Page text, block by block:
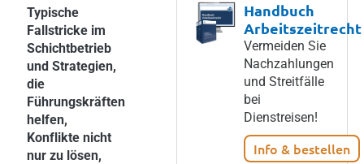
Typische
Fallstricke im
Schichtbetrieb
und Strategien,
die
Führungskräften
helfen,
Konflikte nicht
nur zu lösen,
Handbuch
Arbeitszeitrecht
Vermeiden Sie
Nachzahlungen
und Streitfälle
bei
Dienstreisen!
Info & bestellen